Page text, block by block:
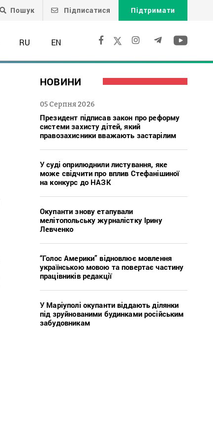
Пошук Підписатися Підтримати
RU EN
НОВИНИ
05 Серпня 2026
Президент підписав закон про реформу
системи захисту дітей, який
правозахисники вважають застарілим
У суді оприлюднили листування, яке
може свідчити про вплив Стефанішиної
на конкурс до НАЗК
Окупанти знову етапували
мелітопольську журналістку Ірину
Левченко
“Голос Америки” відновлює мовлення
українською мовою та повертає частину
працівників редакції
У Маріуполі окупанти віддають ділянки
під зруйнованими будинками російським
забудовникам